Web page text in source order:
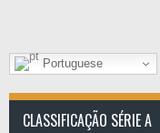
Portuguese
CLASSIFICAÇÃO SÉRIE A